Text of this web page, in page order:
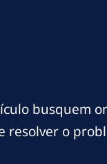
busquem
resolver o